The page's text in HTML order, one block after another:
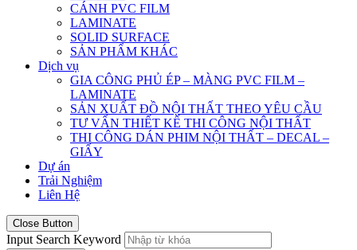
CÁNH PVC FILM
LAMINATE
SOLID SURFACE
SẢN PHẨM KHÁC
Dịch vụ
GIA CÔNG PHỦ ÉP – MÀNG PVC FILM –
LAMINATE
SẢN XUẤT ĐỒ NỘI THẤT THEO YÊU CẦU
TƯ VẤN THIẾT KẾ THI CÔNG NỘI THẤT
THI CÔNG DÁN PHIM NỘI THẤT – DECAL –
GIẤY
Dự án
Trải Nghiệm
Liên Hệ
Close Button
Input Search Keyword